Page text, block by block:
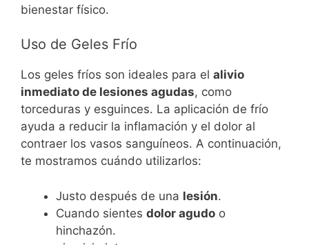
bienestar físico.
Uso de Geles Frío
Los geles fríos son ideales para el alivio
inmediato de lesiones agudas, como
torceduras y esguinces. La aplicación de frío
ayuda a reducir la inflamación y el dolor al
contraer los vasos sanguíneos. A continuación,
te mostramos cuándo utilizarlos:
Justo después de una lesión.
Cuando sientes dolor agudo o
hinchazón.